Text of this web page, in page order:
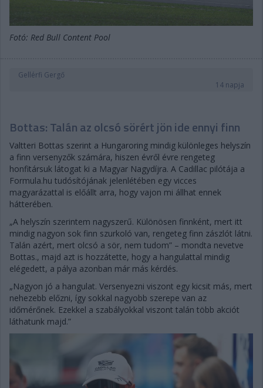
Fotó: Red Bull Content Pool
Gellérfi Gergő
14 napja
Bottas: Talán az olcsó sörért jön ide ennyi finn
Valtteri Bottas szerint a Hungaroring mindig különleges helyszín
a finn versenyzők számára, hiszen évről évre rengeteg
honfitársuk látogat ki a Magyar Nagydíjra. A Cadillac pilótája a
Formula.hu tudósítójának jelenlétében egy vicces
magyarázattal is előállt arra, hogy vajon mi állhat ennek
hátterében.
„A helyszín szerintem nagyszerű. Különösen finnként, mert itt
mindig nagyon sok finn szurkoló van, rengeteg finn zászlót látni.
Talán azért, mert olcsó a sör, nem tudom” – mondta nevetve
Bottas., majd azt is hozzátette, hogy a hangulattal mindig
elégedett, a pálya azonban már más kérdés.
„Nagyon jó a hangulat. Versenyezni viszont egy kicsit más, mert
nehezebb előzni, így sokkal nagyobb szerepe van az
időmérőnek. Ezekkel a szabályokkal viszont talán több akciót
láthatunk majd.”